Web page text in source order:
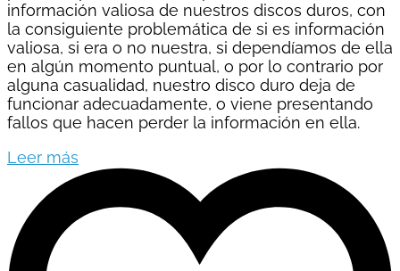
información valiosa de nuestros discos duros, con
la consiguiente problemática de si es información
valiosa, si era o no nuestra, si dependíamos de ella
en algún momento puntual, o por lo contrario por
alguna casualidad, nuestro disco duro deja de
funcionar adecuadamente, o viene presentando
fallos que hacen perder la información en ella.
Leer más